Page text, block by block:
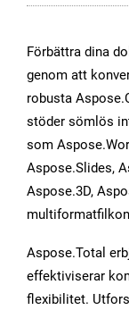
Förbättra dina
genom att
robusta
stöder sömlös
som
Aspose.Slides,
Aspose.3D,
Aspose.Total
effektiviserar
flexibilitet.